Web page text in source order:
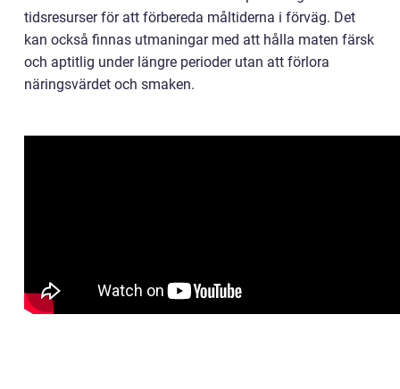
tidsresurser för att förbereda måltiderna i förväg. Det
kan också finnas utmaningar med att hålla maten färsk
och aptitlig under längre perioder utan att förlora
näringsvärdet och smaken.